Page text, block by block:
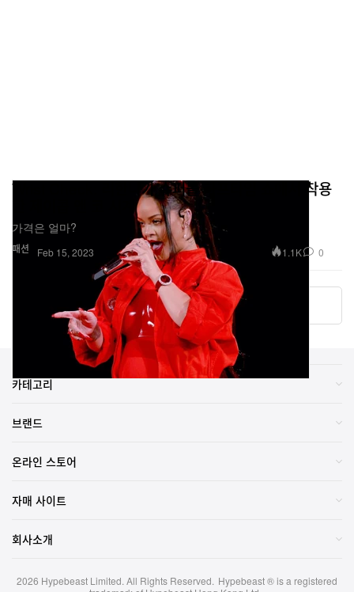
패션
Wrist Check: 리한나가 슈퍼볼 하프타임 쇼에서 착용
가격은 얼마?
Feb 15, 2023 1.1K 0
더 알아보기
카테고리
브랜드
온라인 스토어
자매 사이트
회사소개
2026 Hypebeast Limited. All Rights Reserved. Hypebeast ® is a registered